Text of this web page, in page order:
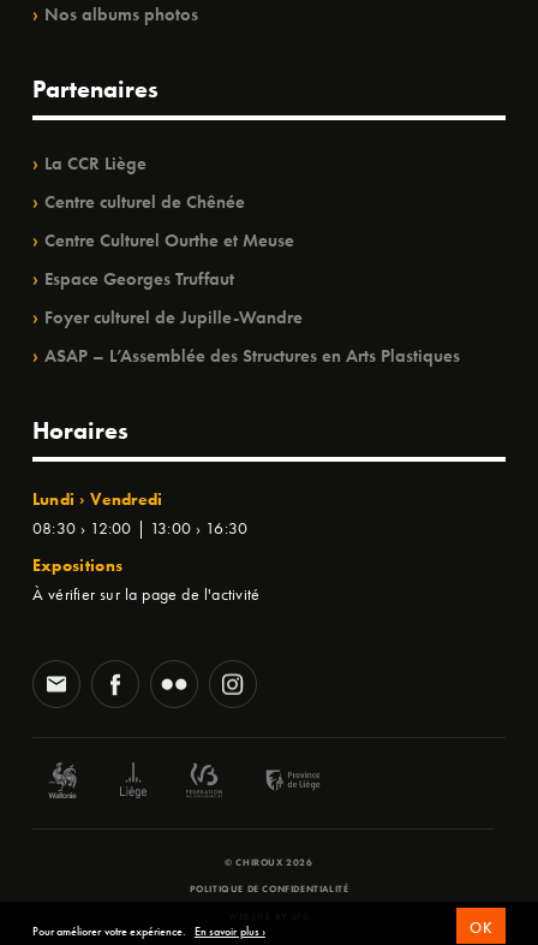
Nos albums photos
Partenaires
La CCR Liège
Centre culturel de Chênée
Centre Culturel Ourthe et Meuse
Espace Georges Truffaut
Foyer culturel de Jupille-Wandre
ASAP – L’Assemblée des Structures en Arts Plastiques
Horaires
Lundi › Vendredi
08:30 › 12:00 | 13:00 › 16:30
Expositions
À vérifier sur la page de l'activité
© CHIROUX 2026
POLITIQUE DE CONFIDENTIALITÉ
Pour améliorer votre expérience. En savoir plus › OK